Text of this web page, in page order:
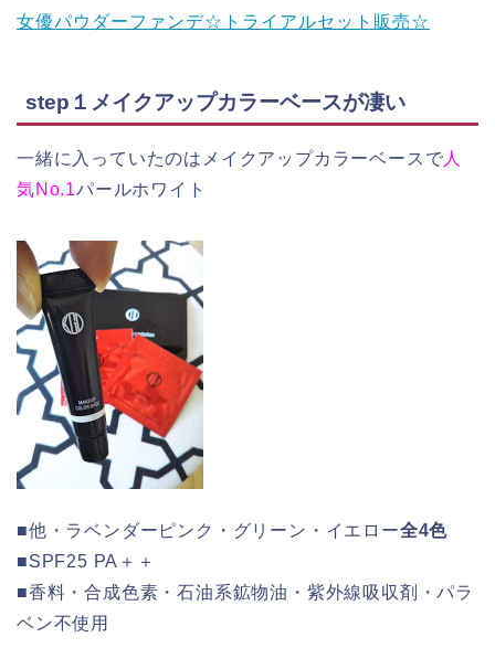
女優パウダーファンデ☆トライアルセット販売☆
step１メイクアップカラーベースが凄い
一緒に入っていたのはメイクアップカラーベースで人
気No.1パールホワイト
■他・ラベンダーピンク・グリーン・イエロー全4色
■SPF25 PA＋＋
■香料・合成色素・石油系鉱物油・紫外線吸収剤・パラ
ベン不使用